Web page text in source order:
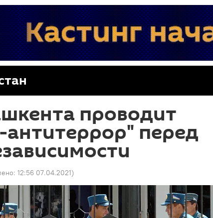
проводит
антитеррор" перед
12:56 07.04.2021)